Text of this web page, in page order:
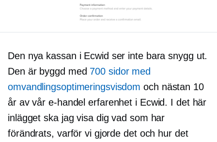
Den nya kassan i Ecwid ser inte bara snygg ut.
Den är byggd med 700 sidor med
omvandlingsoptimeringsvisdom och nästan 10
år av våre-handel erfarenhet i Ecwid. I det här
inlägget ska jag visa dig vad som har
förändrats, varför vi gjorde det och hur det